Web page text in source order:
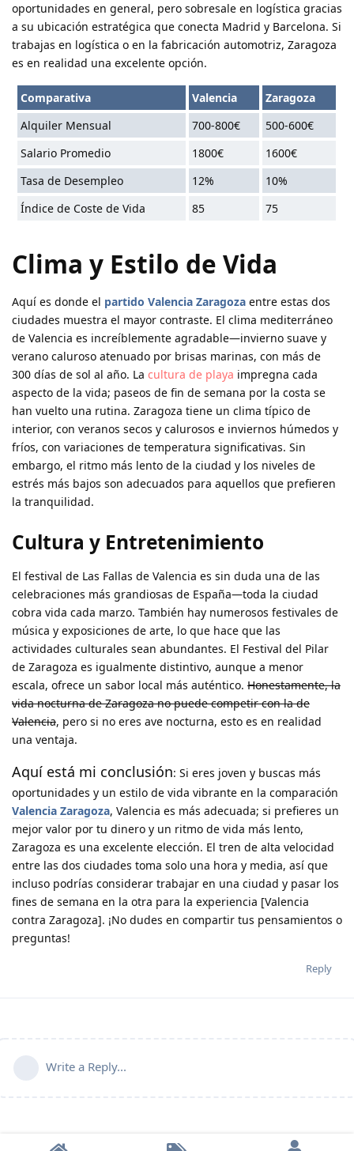
oportunidades en general, pero sobresale en logística gracias
a su ubicación estratégica que conecta Madrid y Barcelona. Si
trabajas en logística o en la fabricación automotriz, Zaragoza
es en realidad una excelente opción.
Comparativa Valencia
Zaragoza
Alquiler Mensual
700-800€
500-600€
Salario Promedio
1800€
1600€
Tasa de Desempleo
12%
10%
Índice de Coste de Vida
85 75
Clima y Estilo de Vida
Aquí es donde el partido Valencia Zaragoza entre estas dos
ciudades muestra el mayor contraste. El clima mediterráneo
de Valencia es increíblemente agradable—invierno suave y
verano caluroso atenuado por brisas marinas, con más de
300 días de sol al año. La cultura de playa impregna cada
aspecto de la vida; paseos de fin de semana por la costa se
han vuelto una rutina. Zaragoza tiene un clima típico de
interior, con veranos secos y calurosos e inviernos húmedos y
fríos, con variaciones de temperatura significativas. Sin
embargo, el ritmo más lento de la ciudad y los niveles de
estrés más bajos son adecuados para aquellos que prefieren
la tranquilidad.
Cultura y Entretenimiento
El festival de Las Fallas de Valencia es sin duda una de las
celebraciones más grandiosas de España—toda la ciudad
cobra vida cada marzo. También hay numerosos festivales de
música y exposiciones de arte, lo que hace que las
actividades culturales sean abundantes. El Festival del Pilar
de Zaragoza es igualmente distintivo, aunque a menor
escala, ofrece un sabor local más auténtico. Honestamente, la
vida nocturna de Zaragoza no puede competir con la de
Valencia, pero si no eres ave nocturna, esto es en realidad
una ventaja.
Aquí está mi conclusión: Si eres joven y buscas más
oportunidades y un estilo de vida vibrante en la comparación
Valencia Zaragoza, Valencia es más adecuada; si prefieres un
mejor valor por tu dinero y un ritmo de vida más lento,
Zaragoza es una excelente elección. El tren de alta velocidad
entre las dos ciudades toma solo una hora y media, así que
incluso podrías considerar trabajar en una ciudad y pasar los
fines de semana en la otra para la experiencia [Valencia
contra Zaragoza]. ¡No dudes en compartir tus pensamientos o
preguntas!
Reply
Write a Reply...